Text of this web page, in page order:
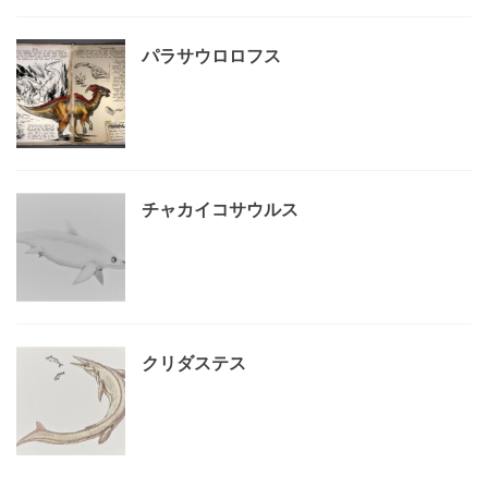
パラサウロロフス
チャカイコサウルス
クリダステス